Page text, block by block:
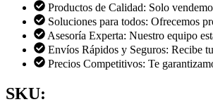
Productos de Calidad: Solo
Soluciones para todos: Ofrecemos
Asesoría Experta: Nuestro equipo
Envíos Rápidos y Seguros: Recibe
Precios Competitivos: Te
SKU: